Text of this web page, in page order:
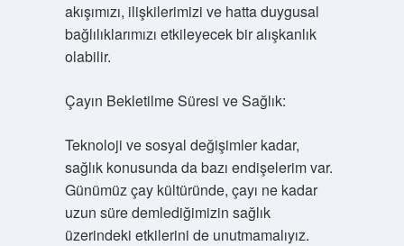
akışımızı, ilişkilerimizi ve hatta duygusal
bağlılıklarımızı etkileyecek bir alışkanlık
olabilir.
Çayın Bekletilme Süresi ve Sağlık:
Teknoloji ve sosyal değişimler kadar,
sağlık konusunda da bazı endişelerim var.
Günümüz çay kültüründe, çayı ne kadar
uzun süre demlediğimizin sağlık
üzerindeki etkilerini de unutmamalıyız.